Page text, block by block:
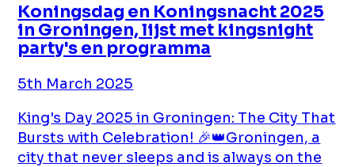
Koningsdag en Koningsnacht 2025
in Groningen, lijst met kingsnight
party's en programma
5th March 2025
King's Day 2025 in Groningen: The City That
Bursts with Celebration! 🎉👑Groningen, a
city that never sleeps and is always on the